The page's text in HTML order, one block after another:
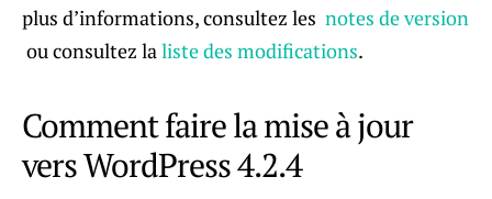
plus d’informations, consultez les notes de version
ou consultez laliste des modifications.
Comment faire la mise à jour
vers WordPress 4.2.4